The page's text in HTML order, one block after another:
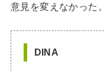
意見を変えなかった。
DINA